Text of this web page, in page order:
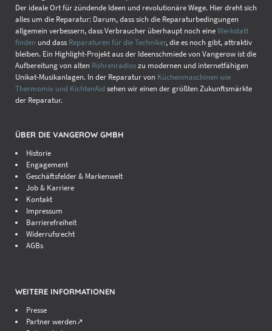
Der ideale Ort für zündende Ideen und revolutionäre Wege. Hier dreht sich
alles um die Reparatur: Darum, dass sich die Reparaturbedingungen
allgemein verbessern, dass Verbraucher überhaupt noch eineWerkstatt
finden und dass Reparaturen für die Techniker, die es noch gibt, attraktiv
bleiben. Ein Highlight-Projekt aus der Ideenschmiede von Vangerow ist die
Aufbereitung von alten Röhrenradioszu modernen und internetfähigen
Unikat-Musikanlagen. In der Reparatur von Küchenmaschinen wie
Thermomix und KichtenAid sehen wir einen der größten Zukunftsmärkte
der Reparatur.
ÜBER DIE VANGEROW GMBH
Historie
Engagement
Geschäftsfelder & Markenwelt
Job & Karriere
Kontakt
Impressum
Barrierefreiheit
Widerrufsrecht
AGBs
WEITERE INFORMATIONEN
Presse
Partner werden↗